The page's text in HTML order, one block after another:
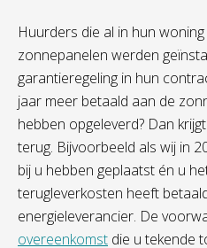
Huurders die al in hun
zonnepanelen werden
garantieregeling in hun
jaar meer betaald aan de
hebben opgeleverd? Dan
terug. Bijvoorbeeld als wij in
bij u hebben geplaatst én u
terugleverkosten heeft
energieleverancier. De
overeenkomst die u tekende